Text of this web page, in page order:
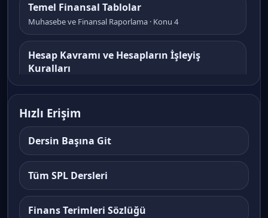
Temel Finansal Tablolar
Muhasebe ve Finansal Raporlama · Konu 4
Hesap Kavramı ve Hesapların İşleyiş
Kuralları
Hesapların Sınıflandırılması
Muhasebede Kayıt Araçları ve Defter
Düzeni
Muhasebe ve Finansal Raporlama · Konu 7
Hızlı Erişim
Dersin Başına Git
Tüm SPL Dersleri
Finans Terimleri Sözlüğü